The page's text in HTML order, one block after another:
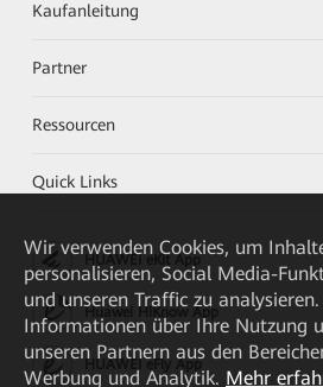
Kaufanleitung
Partner
Ressourcen
Quick Links
HUAWEI eKit App
Huawei HiKnow App
HUAWEI eFly App
Wir verwenden Cookies, um
personalisieren, Social Media-
und unseren Traffic zu
Informationen über Ihre Nutzung
unseren Partnern aus den
Werbung und Analytik. Mehr